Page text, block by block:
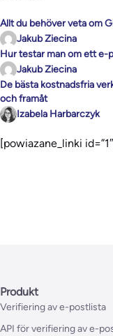
Allt du behöver veta om
Jakub Ziecina
Hur testar man om ett e-
Jakub Ziecina
De bästa kostnadsfria
och framåt
Izabela Harbarczyk
[powiazane_linki
Produkt
Verifiering av e-postlista
API för verifiering av e-